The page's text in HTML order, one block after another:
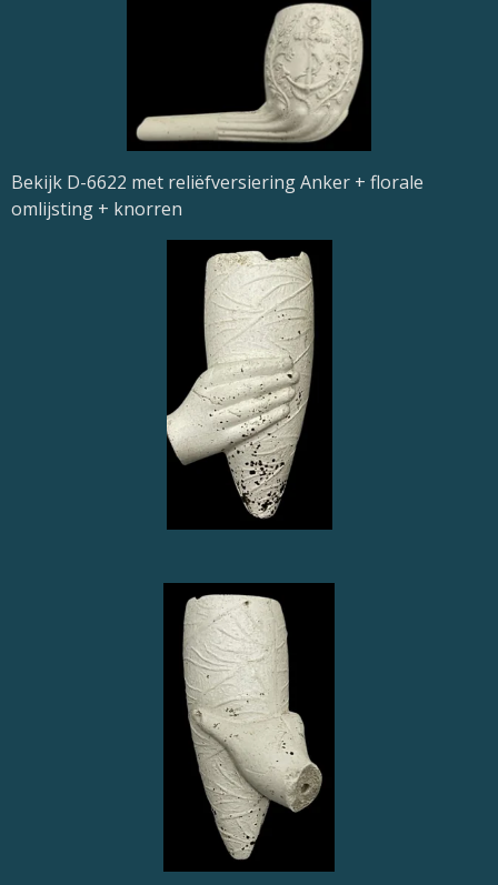
Bekijk D-6622 met reliëfversiering Anker + florale
omlijsting + knorren